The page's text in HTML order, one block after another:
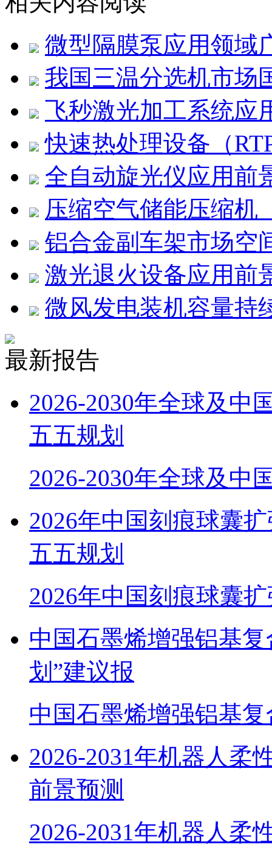
微型隔膜泵应用领域
我国三温分选机市场
飞秒激光加工系统应
快速热处理设备（
全自动旋光仪应用前
压缩空气储能压缩机
铝合金副车架市场空
激光退火设备应用前
微风发电装机容量持
最新报告
2026-2030年全球及中
五五规划
2026-2030年全球及中
2026年中国刻痕球囊
五五规划
2026年中国刻痕球囊
中国石墨烯增强铝基
划”建议报
中国石墨烯增强铝基
2026-2031年机器人柔
前景预测
2026-2031年机器人柔